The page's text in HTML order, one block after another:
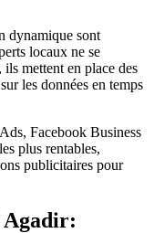
dynamique sont
locaux ne se
ils mettent en place des
les données en temps
Facebook Business
plus rentables,
publicitaires pour
Agadir: